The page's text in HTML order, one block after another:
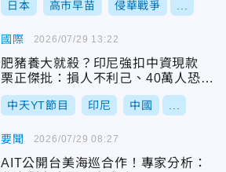
日本 高市早苗 侵華戰爭
國際
肥豬養大就殺？印尼強扣中資現款
栗正傑批：損人不利己、40萬人恐失
業
中天YT節目 印尼 中國
2026/07/29 13:22
要聞
AIT公開台美海巡合作！專家分析：
2026/07/29 08:27